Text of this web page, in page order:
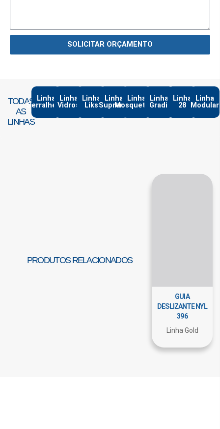
SOLICITAR ORÇAMENTO
TODAS
AS
LINHAS
Linha
Serralheria
Linha
Vidros
Linha
Liks
Linha
Suprema
Linha
Mosqueteiro
Linha
Gradil
Linha
28
Linha
Modular
PRODUTOS RELACIONADOS
GUIA
DESLIZANTE NYL
396
Linha Gold